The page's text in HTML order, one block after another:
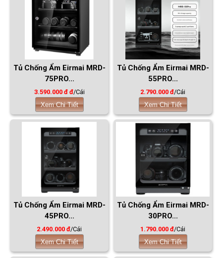
Tủ Chống Ẩm Eirmai MRD-
75PRO...
3.590.000 đ đ/Cái
Xem Chi Tiết
Tủ Chống Ẩm Eirmai MRD-
55PRO...
2.790.000 đ/Cái
Xem Chi Tiết
Tủ Chống Ẩm Eirmai MRD-
45PRO...
2.490.000 đ/Cái
Xem Chi Tiết
Tủ Chống Ẩm Eirmai MRD-
30PRO...
1.790.000 đ/Cái
Xem Chi Tiết